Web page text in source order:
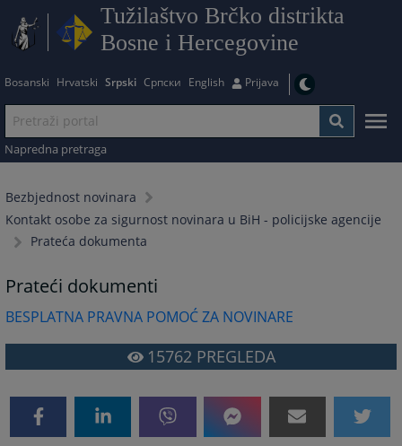
Tužilaštvo Brčko distrikta
Bosne i Hercegovine
Bosanski Hrvatski Srpski Српски English Prijava
Napredna pretraga
Bezbjednost novinara
Kontakt osobe za sigurnost novinara u BiH - policijske agencije
Prateća dokumenta
Prateći dokumenti
BESPLATNA PRAVNA POMOĆ ZA NOVINARE
15762PREGLEDA